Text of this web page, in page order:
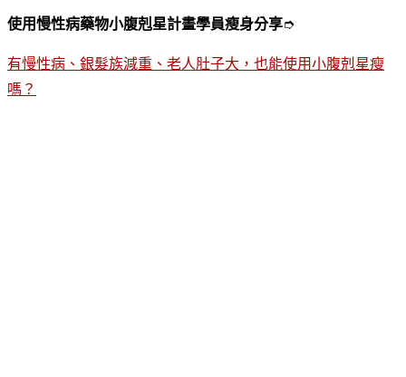
使用慢性病藥物小腹剋星計畫學員瘦身分享➮
有慢性病、銀髮族減重、老人肚子大，也能使用小腹剋星瘦
嗎？